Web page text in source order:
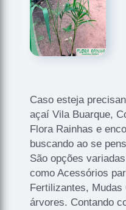
Caso esteja
açaí Vila Buarque,
Flora Rainhas e
buscando ao se
São opções
como Acessórios
Fertilizantes,
árvores. Contando